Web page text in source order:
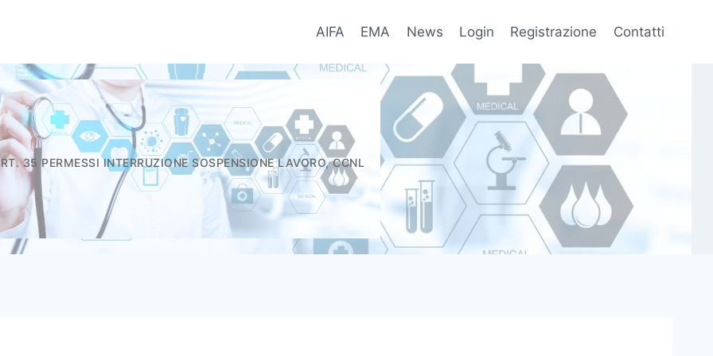
del Farmaco - Informatori.Info
AIFA EMA News Login Registrazione Contatti
35 PERMESSI INTERRUZIONE SOSPENSIONE LAVORO, CCNL